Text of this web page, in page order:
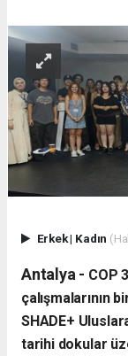
Erkek| Kadın
Antalya - ​COP
çalışmalarının
SHADE+
tarihi dokular